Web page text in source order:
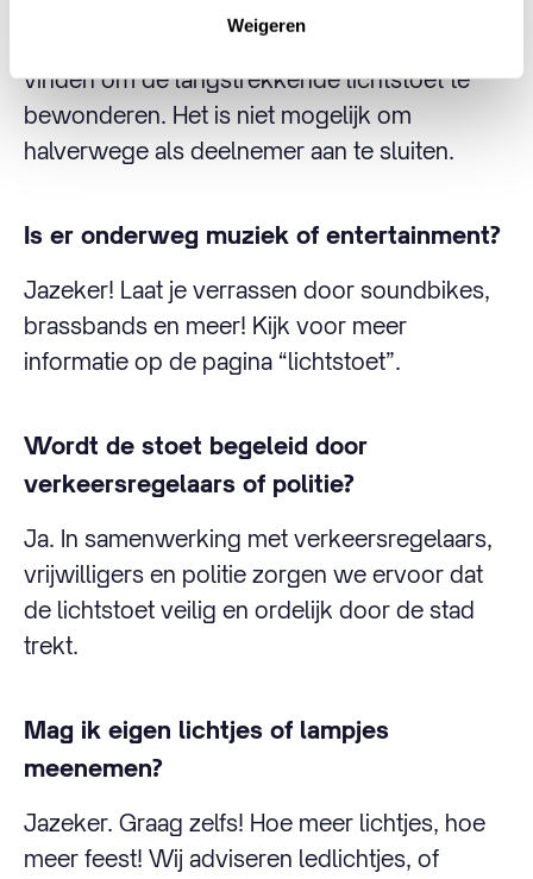
Weigeren
Je kunt overal langs de route een mooi plekje
vinden om de langstrekkende lichtstoet te
bewonderen. Het is niet mogelijk om
halverwege als deelnemer aan te sluiten.
Is er onderweg muziek of entertainment?
Jazeker! Laat je verrassen door soundbikes,
brassbands en meer! Kijk voor meer
informatie op de pagina “lichtstoet”.
Wordt de stoet begeleid door
verkeersregelaars of politie?
Ja. In samenwerking met verkeersregelaars,
vrijwilligers en politie zorgen we ervoor dat
de lichtstoet veilig en ordelijk door de stad
trekt.
Mag ik eigen lichtjes of lampjes
meenemen?
Jazeker. Graag zelfs! Hoe meer lichtjes, hoe
meer feest! Wij adviseren ledlichtjes, of